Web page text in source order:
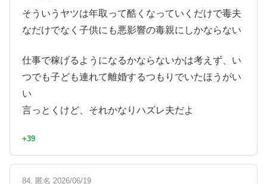
そういうヤツは年取って酷くなっていくだけで毒夫
なだけでなく子供にも悪影響の毒親にしかならない
仕事で稼げるようになるかならないかは考えず、い
つでも子ども連れて離婚するつもりでいたほうがい
い
言っとくけど、それかなりハズレ夫だよ
+39
84. 匿名 2026/06/19